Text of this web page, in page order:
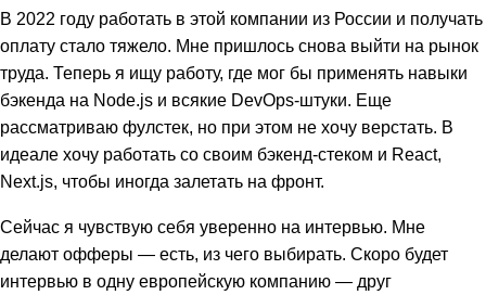
В 2022 году работать в этой компании из России и получать
оплату стало тяжело. Мне пришлось снова выйти на рынок
труда. Теперь я ищу работу, где мог бы применять навыки
бэкенда на Node.js и всякие DevOps-штуки. Еще
рассматриваю фулстек, но при этом не хочу верстать. В
идеале хочу работать со своим бэкенд-стеком и React,
Next.js, чтобы иногда залетать на фронт.
Сейчас я чувствую себя уверенно на интервью. Мне
делают офферы — есть, из чего выбирать. Скоро будет
интервью в одну европейскую компанию — друг